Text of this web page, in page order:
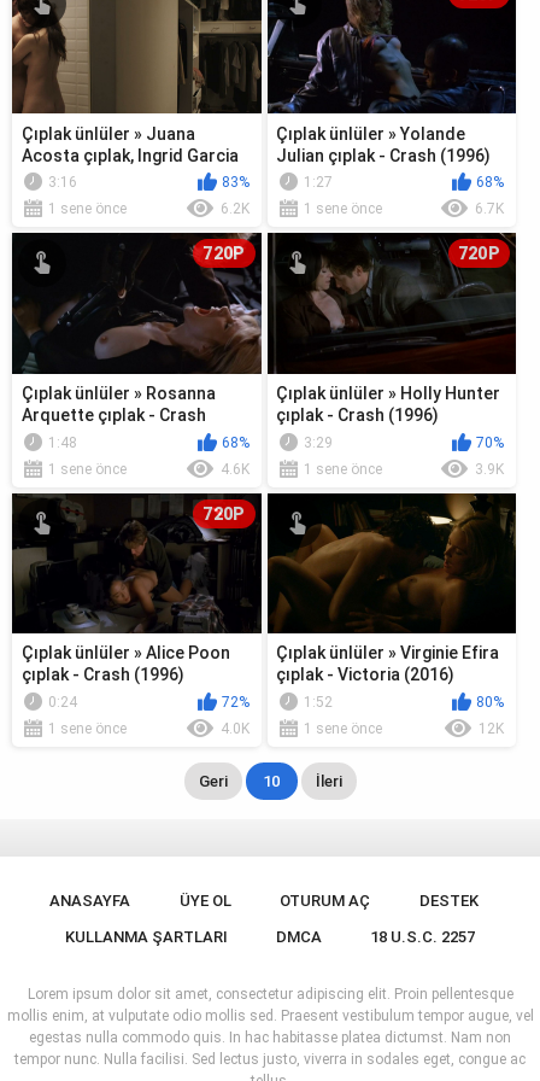
Çıplak ünlüler » Juana
Acosta çıplak, Ingrid Garcia
Jonsson çıplak - Acantilado
(2...
3:16
83%
1 sene önce
6.2K
Çıplak ünlüler » Yolande
Julian çıplak - Crash (1996)
1:27
68%
1 sene önce
6.7K
720P
Çıplak ünlüler » Rosanna
Arquette çıplak - Crash
(1996)
1:48
68%
1 sene önce
4.6K
720P
Çıplak ünlüler » Holly Hunter
çıplak - Crash (1996)
3:29
70%
1 sene önce
3.9K
720P
Çıplak ünlüler » Alice Poon
çıplak - Crash (1996)
0:24
72%
1 sene önce
4.0K
Çıplak ünlüler » Virginie Efira
çıplak - Victoria (2016)
1:52
80%
1 sene önce
12K
Geri 10 İleri
ANASAYFA ÜYE OL OTURUM AÇ
DESTEK
KULLANMA ŞARTLARI
DMCA 18 U.S.C. 2257
Lorem ipsum dolor sit amet, consectetur adipiscing elit. Proin pellentesque
mollis enim, at vulputate odio mollis sed. Praesent vestibulum tempor augue, vel
egestas nulla commodo quis. In hac habitasse platea dictumst. Nam non
tempor nunc. Nulla facilisi. Sed lectus justo, viverra in sodales eget, congue ac